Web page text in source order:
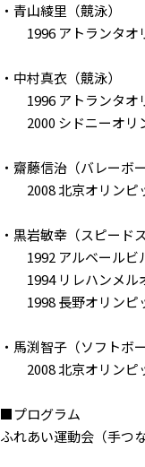
・青山綾里（競泳）
1996 アトランタ
・中村真衣（競泳）
1996 アトランタ
2000 シドニーオ
・齋藤信治（バレーボー
2008 北京オ
・黒岩敏幸（スピード
1992 アルベールビ
1994 リレハンメ
1998 長野オ
・馬渕智子（ソフトボー
2008 北京オリ
■プログラム
ふれあい運動会（手つ